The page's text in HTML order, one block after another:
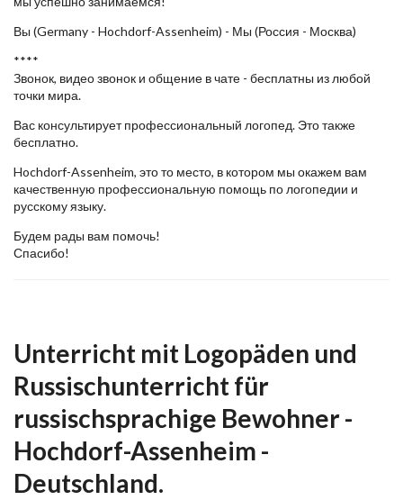
Вы (Germany - Hochdorf-Assenheim) - Мы (Россия - Москва)
****
Звонок, видео звонок и общение в чате - бесплатны из любой
точки мира.
Вас консультирует профессиональный логопед. Это также
бесплатно.
Hochdorf-Assenheim, это то место, в котором мы окажем вам
качественную профессиональную помощь по логопедии и
русскому языку.
Будем рады вам помочь!
Спасибо!
Unterricht mit Logopäden und
Russischunterricht für
russischsprachige Bewohner -
Hochdorf-Assenheim -
Deutschland.